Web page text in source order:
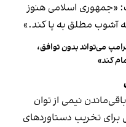
«جمهوری اسلامی هنوز
آشوب مطلق به پا کند.»
می‌تواند بدون توافق،
کند»
نیمی از توان
برای تخریب دستاوردهای